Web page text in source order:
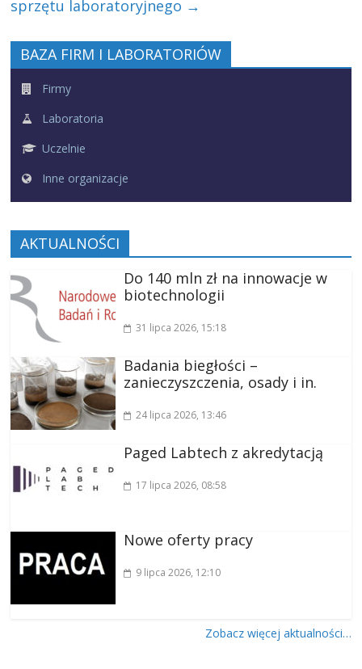
sprzętu laboratoryjnego →
BAZA FIRM I LABORATORIÓW
Firmy
Laboratoria
Uczelnie
Inne organizacje
AKTUALNOŚCI
Do 140 mln zł na innowacje w
biotechnologii
31 lipca 2026, 15:18
Badania biegłości –
zanieczyszczenia, osady i in.
24 lipca 2026, 13:46
Paged Labtech z akredytacją
17 lipca 2026, 08:58
Nowe oferty pracy
9 lipca 2026, 12:10
Zobacz więcej aktualności…